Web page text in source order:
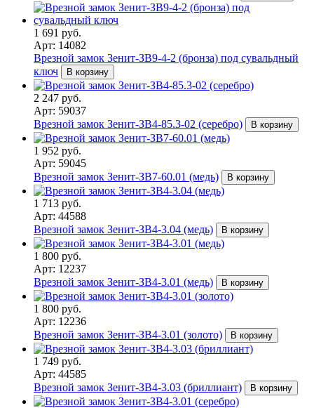
1 691 руб.
Арт: 14082
Врезной замок Зенит-ЗВ9-4-2 (бронза) под сувальдный
ключ
В корзину
2 247 руб.
Арт: 59037
Врезной замок Зенит-ЗВ4-85.3-02 (серебро)
В корзину
1 952 руб.
Арт: 59045
Врезной замок Зенит-ЗВ7-60.01 (медь)
В корзину
1 713 руб.
Арт: 44588
Врезной замок Зенит-ЗВ4-3.04 (медь)
В корзину
1 800 руб.
Арт: 12237
Врезной замок Зенит-ЗВ4-3.01 (медь)
В корзину
1 800 руб.
Арт: 12236
Врезной замок Зенит-ЗВ4-3.01 (золото)
В корзину
1 749 руб.
Арт: 44585
Врезной замок Зенит-ЗВ4-3.03 (бриллиант)
В корзину